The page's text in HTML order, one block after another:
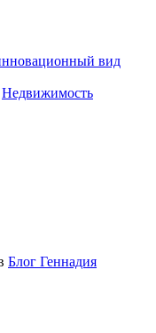
вид
Недвижимость
Блог Геннадия